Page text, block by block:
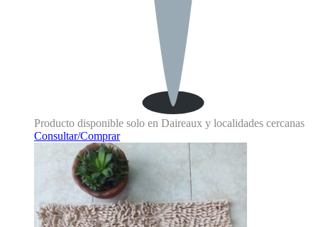
Producto disponible solo en Daireaux y localidades cercanas
Consultar/Comprar